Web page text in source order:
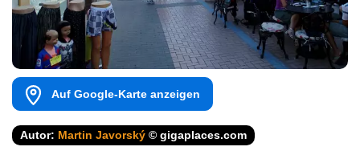
Auf Google-Karte anzeigen
Autor: Martin Javorský © gigaplaces.com